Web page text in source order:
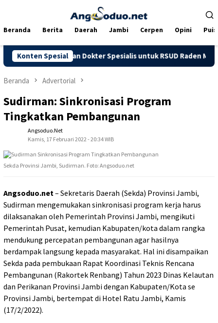
Beranda Berita Daerah Jambi Cerpen Opini
Konten Spesial
Tambahan Dokter Spesialis untuk RSUD Raden Mattaher
Beranda Advertorial
Sudirman: Sinkronisasi Program
Tingkatkan Pembangunan
Angsoduo.net
Kamis, 17 Februari 2022 - 20:34 WIB
Sekda Provinsi Jambi, Sudirman. Foto: Angsoduo.net
Angsoduo.net– Sekretaris Daerah (Sekda) Provinsi Jambi,
Sudirman mengemukakan sinkronisasi program kerja harus
dilaksanakan oleh Pemerintah Provinsi Jambi, mengikuti
Pemerintah Pusat, kemudian Kabupaten/kota dalam rangka
mendukung percepatan pembangunan agar hasilnya
berdampak langsung kepada masyarakat. Hal ini disampaikan
Sekda pada pembukaan Rapat Koordinasi Teknis Rencana
Pembangunan (Rakortek Renbang) Tahun 2023 Dinas Kelautan
dan Perikanan Provinsi Jambi dengan Kabupaten/Kota se
Provinsi Jambi, bertempat di Hotel Ratu Jambi, Kamis
(17/2/2022).